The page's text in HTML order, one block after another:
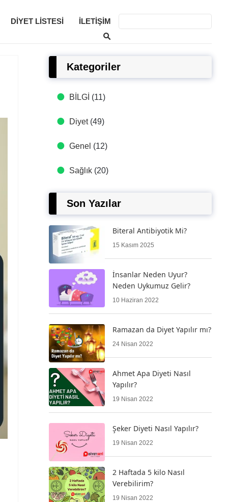
DIYET LISTESI İLETIŞIM
Kategoriler
BİLGİ (11)
Diyet(49)
Genel (12)
Sağlık (20)
Son Yazılar
Biteral Antibiyotik Mi?
15 Kasım 2025
İnsanlar Neden Uyur?
Neden Uykumuz Gelir?
10 Haziran 2022
Ramazan da Diyet Yapılır mı?
24 Nisan 2022
Ahmet Apa Diyeti Nasıl
Yapılır?
19 Nisan 2022
Şeker Diyeti Nasıl Yapılır?
19 Nisan 2022
2 Haftada 5 kilo Nasıl
Verebilirim?
19 Nisan 2022